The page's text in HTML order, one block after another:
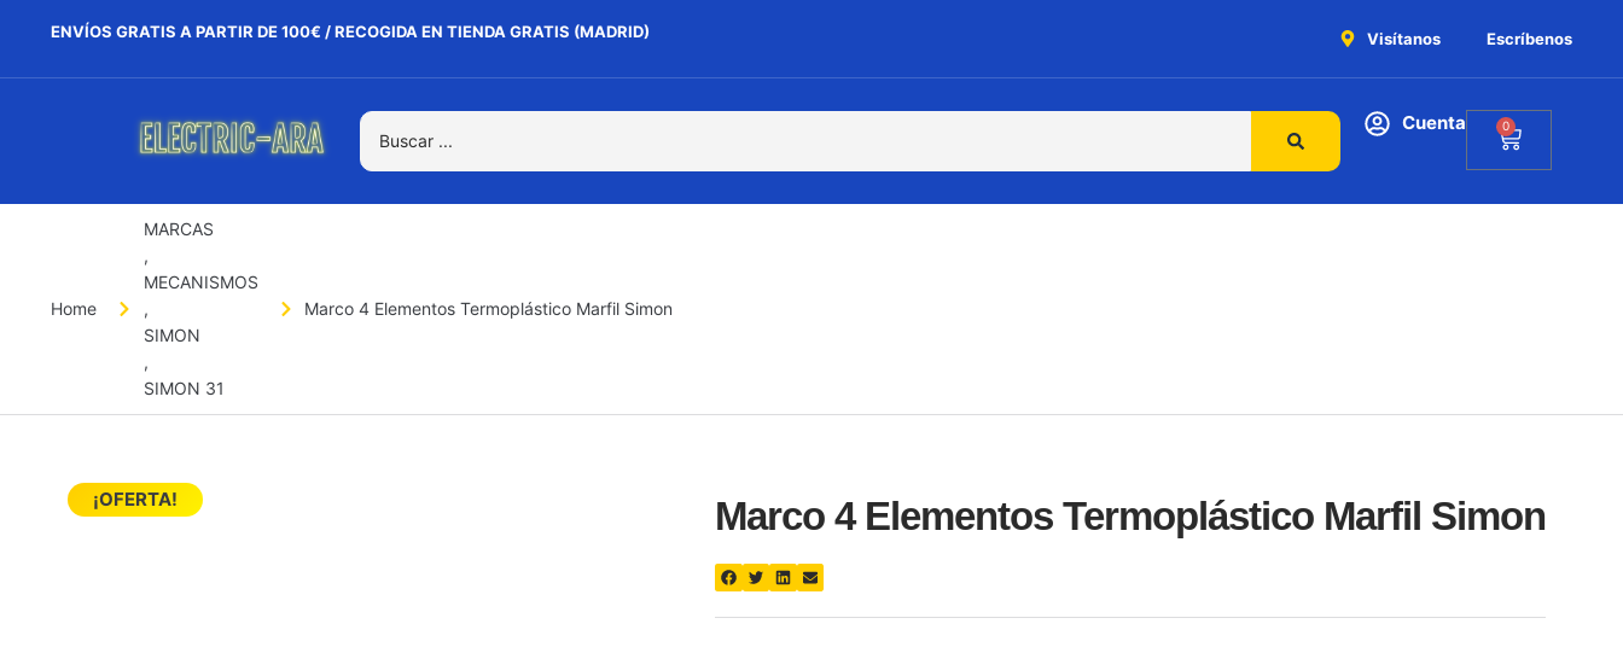
ENVÍOS GRATIS A PARTIR DE 100€ / RECOGIDA EN TIENDA GRATIS (MADRID) Visítanos Escríbenos
Cuenta 0
Home
MARCAS
,
MECANISMOS
,
SIMON
,
SIMON 31
Marco 4 Elementos Termoplástico Marfil Simon
¡OFERTA! Marco 4 Elementos Termoplástico Marfil Simon